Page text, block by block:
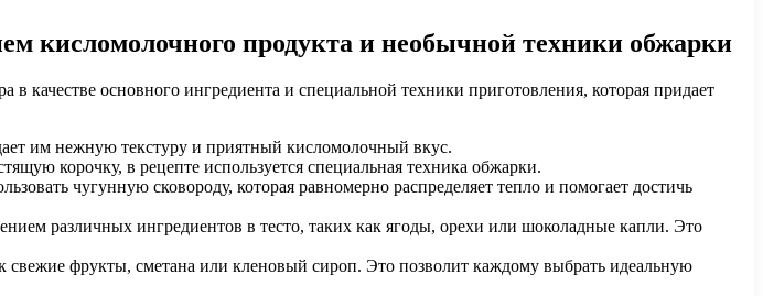
кисломолочного продукта и необычной техники обжарки
качестве основного ингредиента и специальной техники приготовления, которая придает
им нежную текстуру и приятный кисломолочный вкус.
корочку, в рецепте используется специальная техника обжарки.
чугунную сковороду, которая равномерно распределяет тепло и помогает достичь
различных ингредиентов в тесто, таких как ягоды, орехи или шоколадные капли. Это
фрукты, сметана или кленовый сироп. Это позволит каждому выбрать идеальную